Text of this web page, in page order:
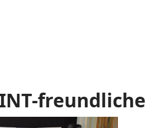
freundliche